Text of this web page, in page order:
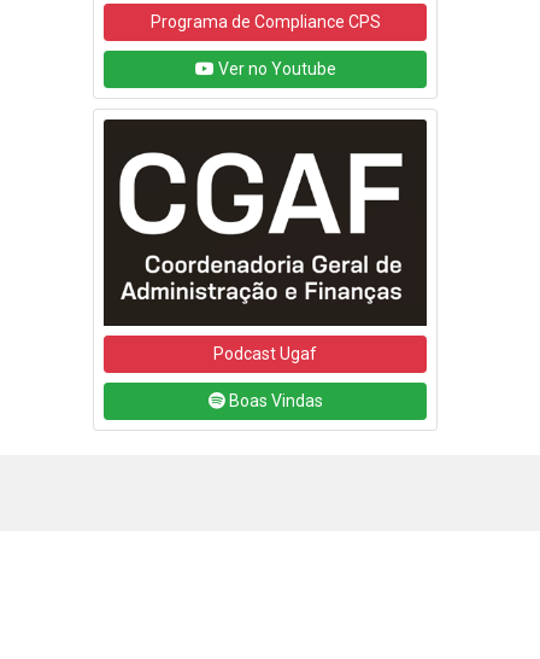
Programa de Compliance CPS
Ver no Youtube
Podcast Ugaf
Boas Vindas